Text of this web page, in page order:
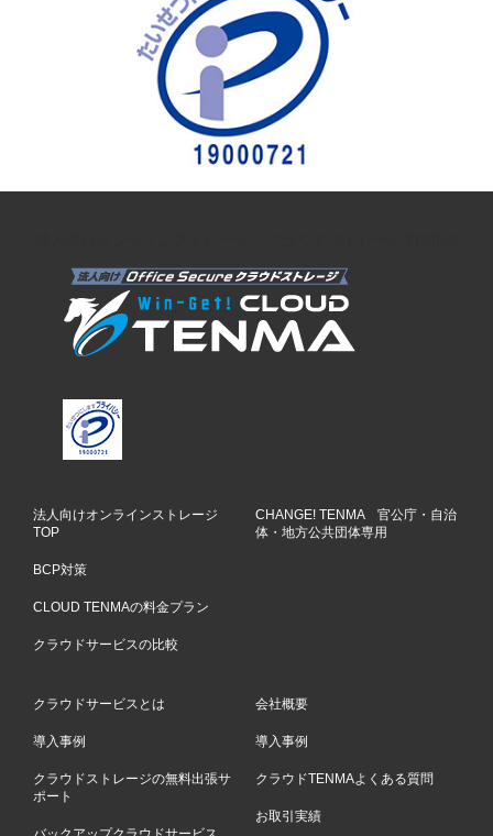
法人向けオンラインストレージ
TOP
BCP対策
CLOUD TENMAの料金プラン
クラウドサービスの比較
CHANGE! TENMA 官公庁・自治
体・地方公共団体専用
クラウドサービスとは
導入事例
クラウドストレージの無料出張サ
ポート
会社概要
導入事例
クラウドTENMAよくある質問
お取引実績